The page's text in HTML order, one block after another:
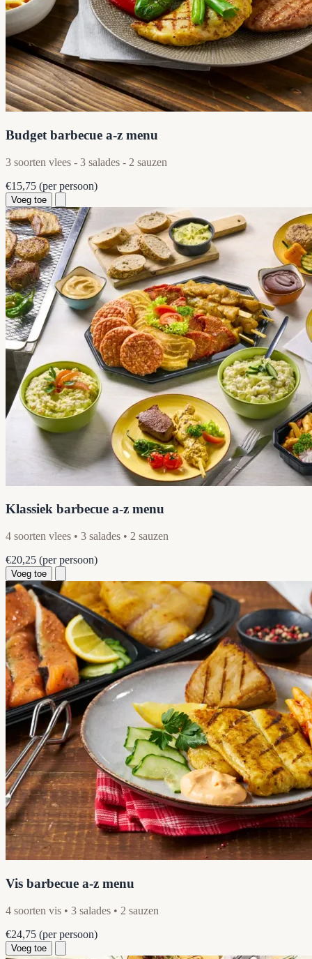
Budget barbecue a-z menu
3 soorten vlees - 3 salades - 2 sauzen
€15,75 (per persoon)
Voeg toe
Klassiek barbecue a-z menu
4 soorten vlees • 3 salades • 2 sauzen
€20,25 (per persoon)
Voeg toe
Vis barbecue a-z menu
4 soorten vis • 3 salades • 2 sauzen
€24,75 (per persoon)
Voeg toe